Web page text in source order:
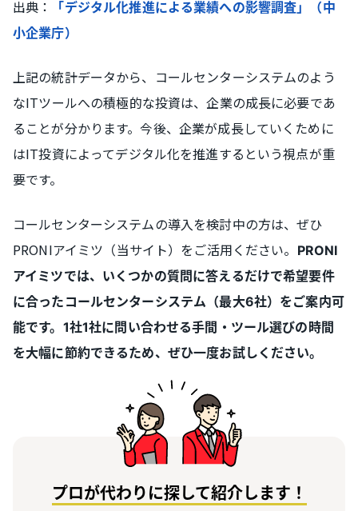
出典：
「デジタル化推進による業績への影響調査」（中
小企業庁）
上記の統計データから、コールセンターシステムのよう
なITツールへの積極的な投資は、企業の成長に必要であ
ることが分かります。今後、企業が成長していくために
はIT投資によってデジタル化を推進するという視点が重
要です。
コールセンターシステムの導入を検討中の方は、ぜひ
PRONIアイミツ（当サイト）をご活用ください。 PRONI
アイミツでは、いくつかの質問に答えるだけで希望要件
に合ったコールセンターシステム（最大6社）をご案内可
能です。1社1社に問い合わせる手間・ツール選びの時間
を大幅に節約できるため、ぜひ一度お試しください。
プロが代わりに探して紹介します！